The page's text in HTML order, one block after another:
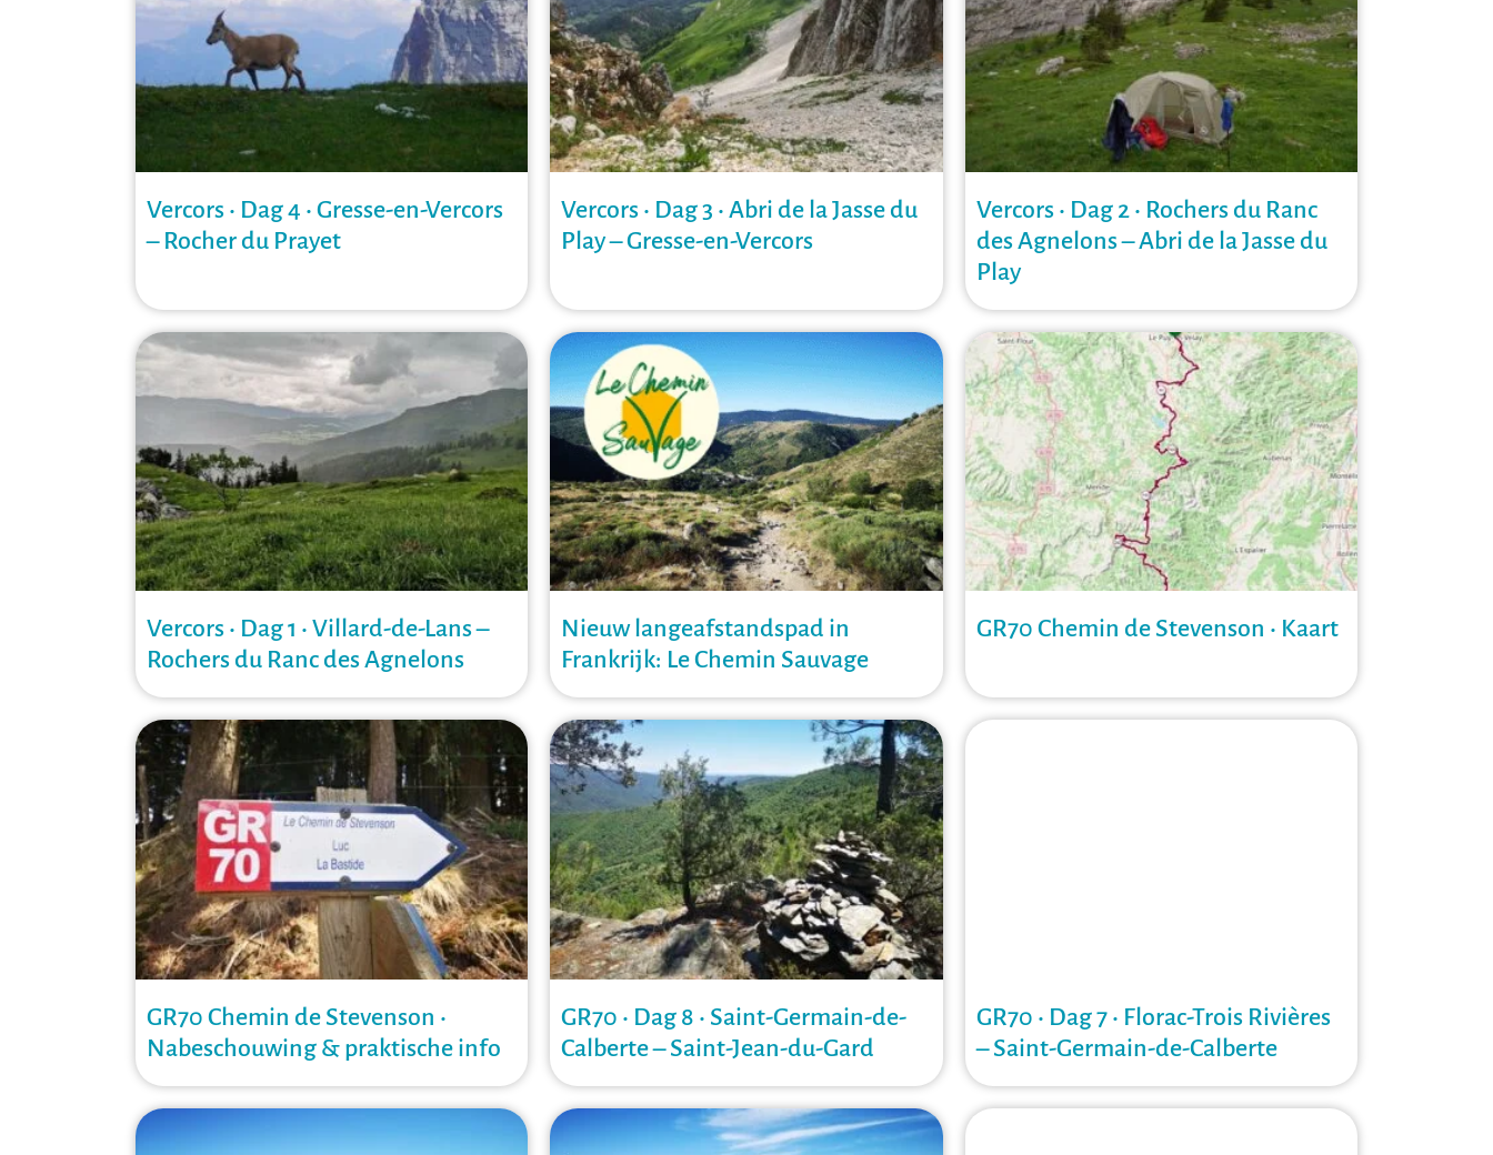
Vercors • Dag 4 • Gresse-en-Vercors
– Rocher du Prayet
Vercors • Dag 3 • Abri de la Jasse du
Play – Gresse-en-Vercors
Vercors • Dag 2 • Rochers du Ranc
des Agnelons – Abri de la Jasse du
Play
Vercors • Dag 1 • Villard-de-Lans –
Rochers du Ranc des Agnelons
Nieuw langeafstandspad in
Frankrijk: Le Chemin Sauvage
GR70 Chemin de Stevenson • Kaart
GR70 Chemin de Stevenson •
Nabeschouwing & praktische info
GR70 • Dag 8 • Saint-Germain-de-
Calberte – Saint-Jean-du-Gard
GR70 • Dag 7 • Florac-Trois Rivières
– Saint-Germain-de-Calberte